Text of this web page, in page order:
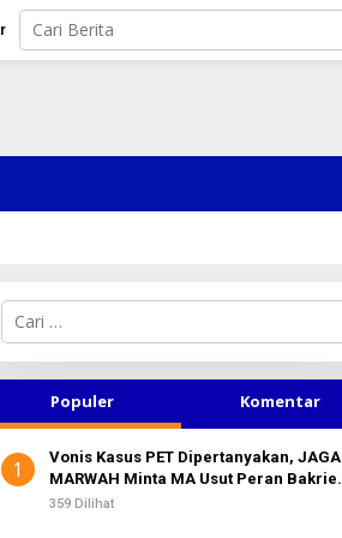
C
i
n
u
k
Populer Komentar
1
Vonis Kasus PET Dipertanyakan, JAGA
MARWAH Minta MA Usut Peran Bakrie
Group
359 Dilihat